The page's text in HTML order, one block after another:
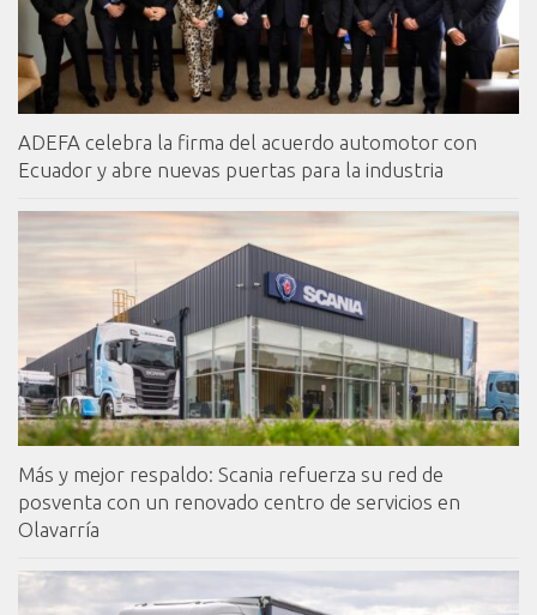
ADEFA celebra la firma del acuerdo automotor con
Ecuador y abre nuevas puertas para la industria
Más y mejor respaldo: Scania refuerza su red de
posventa con un renovado centro de servicios en
Olavarría